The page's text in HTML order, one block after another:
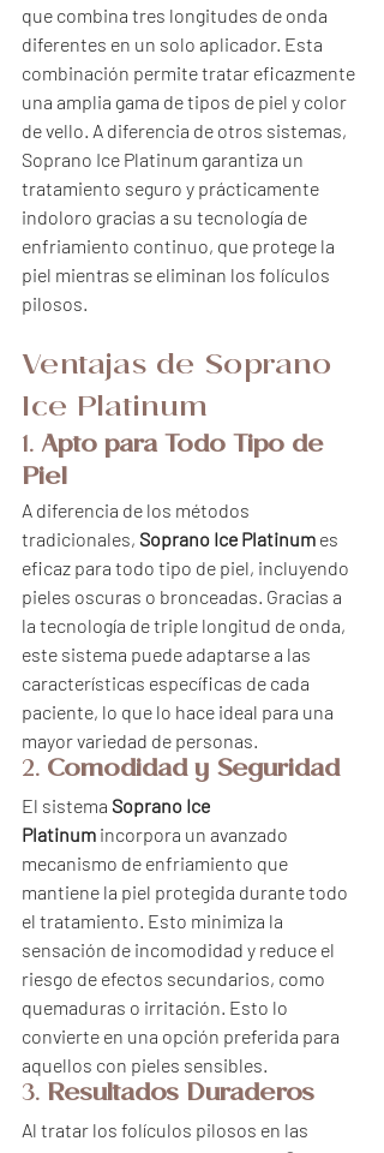
que combina tres longitudes de onda
diferentes en un solo aplicador. Esta
combinación permite tratar eficazmente
una amplia gama de tipos de piel y color
de vello. A diferencia de otros sistemas,
Soprano Ice Platinum garantiza un
tratamiento seguro y prácticamente
indoloro gracias a su tecnología de
enfriamiento continuo, que protege la
piel mientras se eliminan los folículos
pilosos.
Ventajas de Soprano
Ice Platinum
1. Apto para Todo Tipo de
Piel
A diferencia de los métodos
tradicionales, Soprano Ice Platinum es
eficaz para todo tipo de piel, incluyendo
pieles oscuras o bronceadas. Gracias a
la tecnología de triple longitud de onda,
este sistema puede adaptarse a las
características específicas de cada
paciente, lo que lo hace ideal para una
mayor variedad de personas.
2. Comodidad y Seguridad
El sistema Soprano Ice
Platinum incorpora un avanzado
mecanismo de enfriamiento que
mantiene la piel protegida durante todo
el tratamiento. Esto minimiza la
sensación de incomodidad y reduce el
riesgo de efectos secundarios, como
quemaduras o irritación. Esto lo
convierte en una opción preferida para
aquellos con pieles sensibles.
3. Resultados Duraderos
Al tratar los folículos pilosos en las